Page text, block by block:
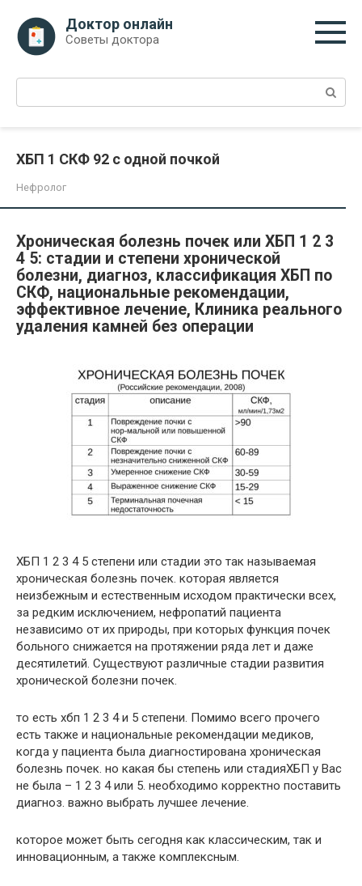
контенту
Доктор онлайн
Советы доктора
Поиск:
ХБП 1 СКФ 92 с одной почкой
Нефролог
Хроническая болезнь почек или ХБП 1 2 3
4 5: стадии и степени хронической
болезни, диагноз, классификация ХБП по
СКФ, национальные рекомендации,
эффективное лечение, Клиника реального
удаления камней без операции
ХБП 1 2 3 4 5 степени или стадии это так называемая
хроническая болезнь почек. которая является
неизбежным и естественным исходом практически всех,
за редким исключением, нефропатий пациента
независимо от их природы, при которых функция почек
больного снижается на протяжении ряда лет и даже
десятилетий. Существуют различные стадии развития
хронической болезни почек.
то есть хбп 1 2 3 4 и 5 степени. Помимо всего прочего
есть также и национальные рекомендации медиков,
когда у пациента была диагностирована хроническая
болезнь почек. но какая бы степень или стадияХБП у Вас
не была – 1 2 3 4 или 5. необходимо корректно поставить
диагноз. важно выбрать лучшее лечение.
которое может быть сегодня как классическим, так и
инновационным, а также комплексным.